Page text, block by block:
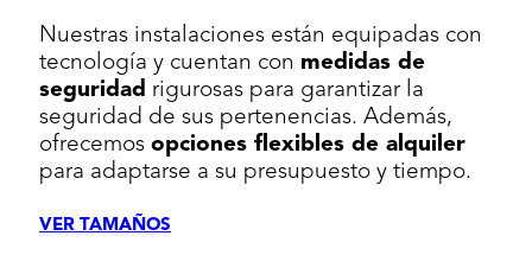
Nuestras instalaciones están equipadas con
tecnología y cuentan con medidas de
seguridad rigurosas para garantizar la
seguridad de sus pertenencias. Además,
ofrecemos opciones flexibles de alquiler
para adaptarse a su presupuesto y tiempo.
VER TAMAÑOS